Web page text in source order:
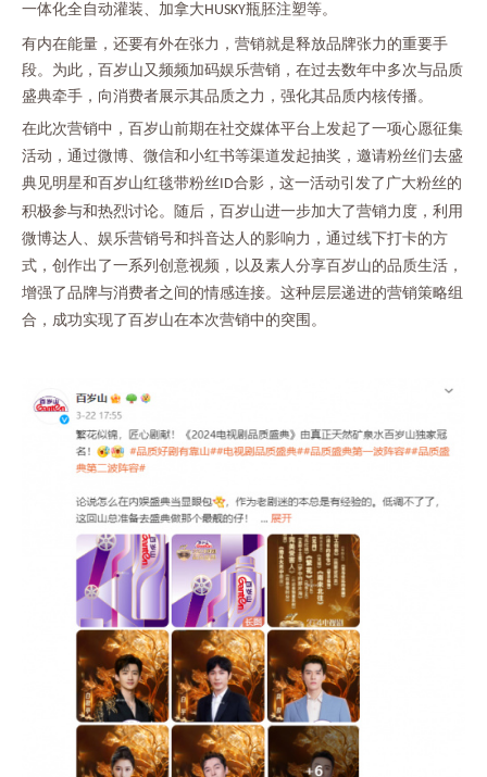
一体化全自动灌装、加拿大HUSKY瓶胚注塑等。
有内在能量，还要有外在张力，营销就是释放品牌张力的重要手
段。为此，百岁山又频频加码娱乐营销，在过去数年中多次与品质
盛典牵手，向消费者展示其品质之力，强化其品质内核传播。
在此次营销中，百岁山前期在社交媒体平台上发起了一项心愿征集
活动，通过微博、微信和小红书等渠道发起抽奖，邀请粉丝们去盛
典见明星和百岁山红毯带粉丝ID合影，这一活动引发了广大粉丝的
积极参与和热烈讨论。随后，百岁山进一步加大了营销力度，利用
微博达人、娱乐营销号和抖音达人的影响力，通过线下打卡的方
式，创作出了一系列创意视频，以及素人分享百岁山的品质生活，
增强了品牌与消费者之间的情感连接。这种层层递进的营销策略组
合，成功实现了百岁山在本次营销中的突围。